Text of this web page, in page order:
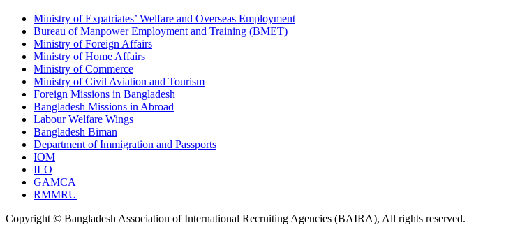
Ministry of Expatriates’ Welfare and Overseas Employment
Bureau of Manpower Employment and Training (BMET)
Ministry of Foreign Affairs
Ministry of Home Affairs
Ministry of Commerce
Ministry of Civil Aviation and Tourism
Foreign Missions in Bangladesh
Bangladesh Missions in Abroad
Labour Welfare Wings
Bangladesh Biman
Department of Immigration and Passports
IOM
ILO
GAMCA
RMMRU
Copyright © Bangladesh Association of International Recruiting Agencies (BAIRA), All rights reserved.